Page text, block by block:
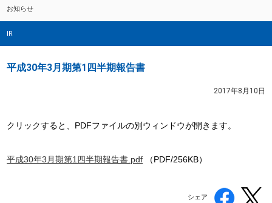
お知らせ
IR
平成30年3月期第1四半期報告書
2017年8月10日
クリックすると、PDFファイルの別ウィンドウが開きます。
平成30年3月期第1四半期報告書.pdf （PDF/256KB）
シェア